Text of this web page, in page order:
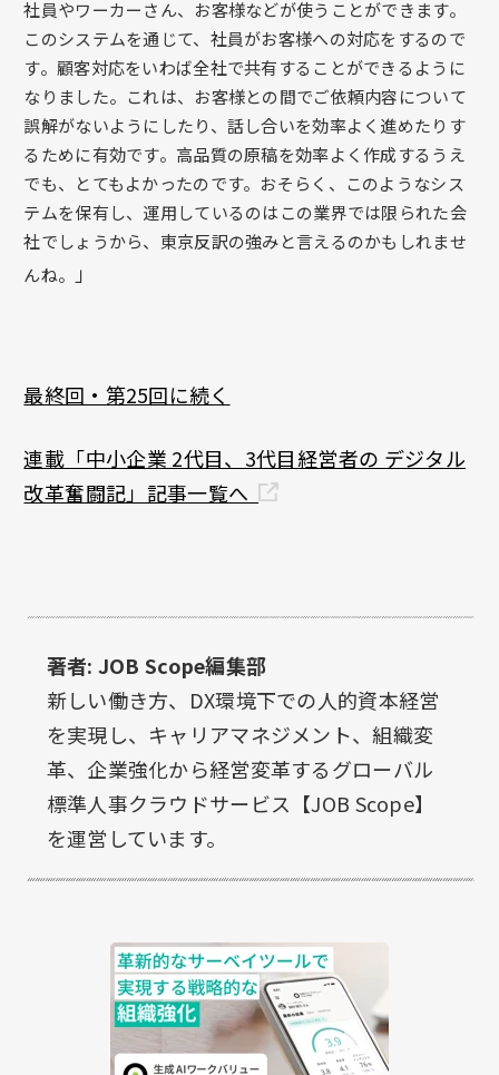
社員やワーカーさん、お客様などが使うことができます。
このシステムを通じて、社員がお客様への対応をするので
す。顧客対応をいわば全社で共有することができるように
なりました。これは、お客様との間でご依頼内容について
誤解がないようにしたり、話し合いを効率よく進めたりす
るために有効です。高品質の原稿を効率よく作成するうえ
でも、とてもよかったのです。おそらく、このようなシス
テムを保有し、運用しているのはこの業界では限られた会
社でしょうから、東京反訳の強みと言えるのかもしれませ
んね。 」
最終回・第25回に続く
連載「中小企業 2代目、3代目経営者の デジタル
改革奮闘記」記事一覧へ
著者: JOB Scope編集部
新しい働き方、DX環境下での人的資本経営
を実現し、キャリアマネジメント、組織変
革、企業強化から経営変革するグローバル
標準人事クラウドサービス【JOB Scope】
を運営しています。